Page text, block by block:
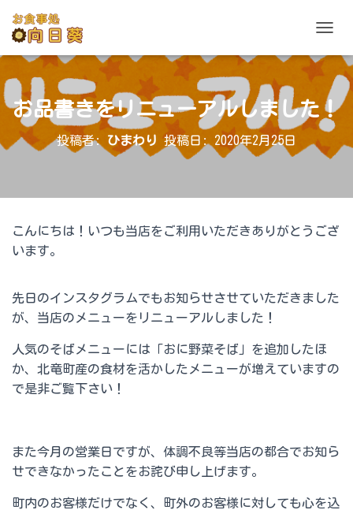
お品書きをリニューアルしました！
投稿者: ひまわり 投稿日: 2020年2月25日
こんにちは！いつも当店をご利用いただきありがとうござ
います。
先日のインスタグラムでもお知らせさせていただきました
が、当店のメニューをリニューアルしました！
人気のそばメニューには「おに野菜そば」を追加したほ
か、北竜町産の食材を活かしたメニューが増えていますの
で是非ご覧下さい！
また今月の営業日ですが、体調不良等当店の都合でお知ら
せできなかったことをお詫び申し上げます。
町内のお客様だけでなく、町外のお客様に対しても心を込